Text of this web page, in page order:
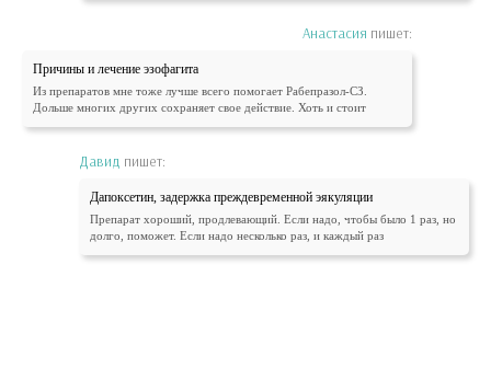
Анастасия пишет:
Причины и лечение эзофагита
Из препаратов мне тоже лучше всего помогает Рабепразол-СЗ.
Дольше многих других сохраняет свое действие. Хоть и стоит
Давид пишет:
Дапоксетин, задержка преждевременной эякуляции
Препарат хороший, продлевающий. Если надо, чтобы было 1 раз, но
долго, поможет. Если надо несколько раз, и каждый раз